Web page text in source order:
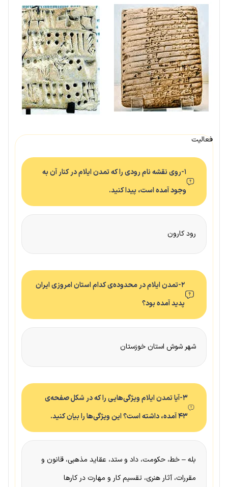
فعالیت
۱-روی نقشه نام رودی را که تمدن ایلام در کنار آن به
وجود آمده است، پیدا کنید.
رود کارون
۲-تمدن ایلام در محدوده‌ی کدام استان امروزی ایران
پدید آمده بود؟
شهر شوش استان خوزستان
۳-آیا تمدن ایلام ویژگی‌هایی را که در شکل صفحه‌ی
۴۳ آمده، داشته است؟ این ویژگی‌ها را بیان کنید.
بله – خط، حکومت، داد و ستد، عقاید مذهبی، قانون و
مقررات، آثار هنری، تقسیم کار و مهارت در کارها